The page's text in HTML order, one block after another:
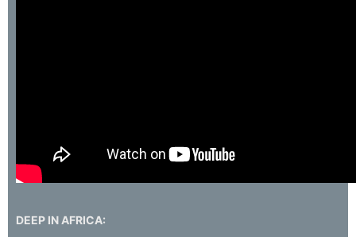
DEEP IN AFRICA: